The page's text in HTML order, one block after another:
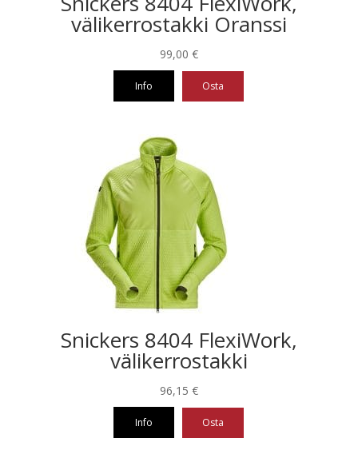
välikerrostakki Oranssi
99,00 €
Info Osta
Snickers 8404 FlexiWork,
välikerrostakki
96,15 €
Info Osta